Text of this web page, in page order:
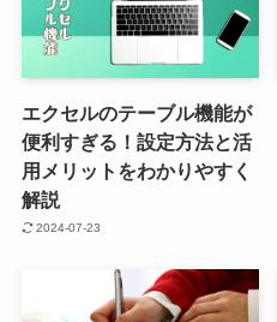
エクセルのテーブル機能が
便利すぎる！設定方法と活
用メリットをわかりやすく
解説
2024-07-23